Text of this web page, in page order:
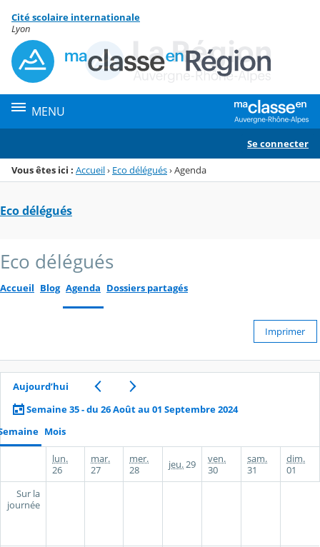
Menu de la rubrique
Contenu
Cité scolaire internationale
Lyon
MENU
Se connecter
Vous êtes ici : Accueil› Eco délégués›Agenda
Eco délégués
Eco délégués
Accueil Blog Agenda Dossiers partagés
Imprimer
Aujourd’hui
Semaine 35 - du 26 Août au 01 Septembre 2024
Mois
lun.
26
mar.
27
mer.
28
jeu. 29
ven.
30
sam.
31
dim.
01
Sur la
journée